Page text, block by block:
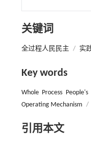
关键词
全过程人民民主 / 实
Key words
Whole Process People's
Operating Mechanism /
引用本文